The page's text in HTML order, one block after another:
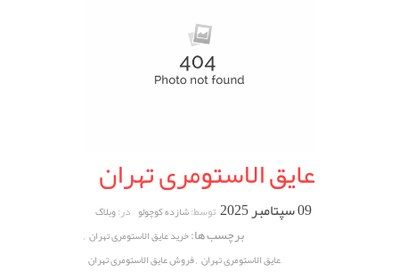
عایق الاستومری تهران
09 سپتامبر 2025 توسط:شازده کوچولو در:وبلاگ
برچسب ها:خرید عایق الاستومری تهران ,
عایق الاستومری تهران ,فروش عایق الاستومری تهران